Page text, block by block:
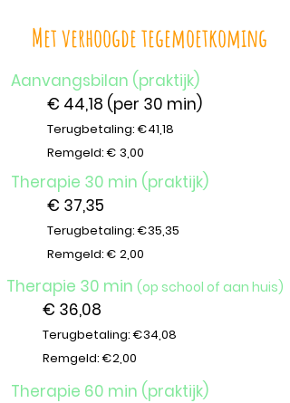
Met verhoogde tegemoetkoming
Aanvangsbilan (praktijk)
€ 44,18 (per 30 min)
Terugbetaling: €41,18
Remgeld: € 3,00
Therapie 30 min (praktijk)
€ 37,35
Terugbetaling: €35,35
Remgeld: € 2,00
Therapie 30 min (op school of aan huis)
€ 36,08
Terugbetaling: €34,08
Remgeld: €2,00
Therapie 60 min (praktijk)